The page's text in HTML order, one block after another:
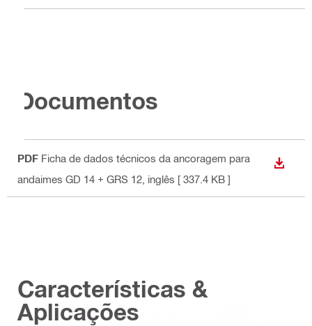
Documentos
PDF Ficha de dados técnicos da ancoragem para
andaimes GD 14 + GRS 12 , inglês [ 337.4 KB ]
Características &
Aplicações